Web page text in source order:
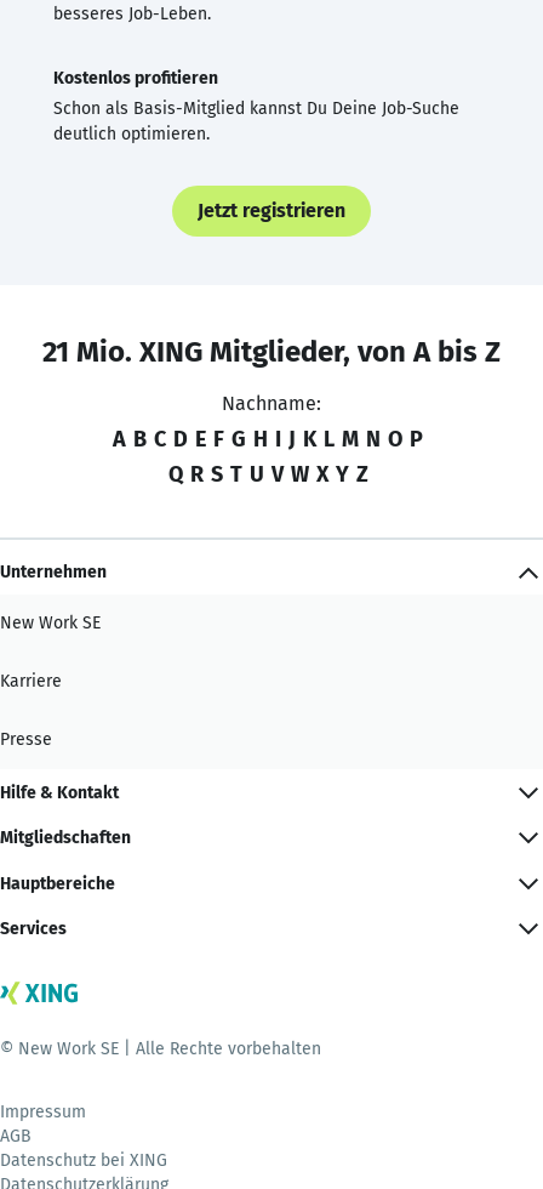
besseres Job-Leben.
Kostenlos profitieren
Schon als Basis-Mitglied kannst Du Deine Job-Suche
deutlich optimieren.
Jetzt registrieren
21 Mio. XING Mitglieder, von A bis Z
Nachname:
A B C D E F G H I J K L M N O P
Q R S T U V W X Y Z
Unternehmen
New Work SE
Karriere
Presse
Hilfe & Kontakt
Mitgliedschaften
Hauptbereiche
Services
© New Work SE | Alle Rechte vorbehalten
Impressum
AGB
Datenschutz bei XING
Datenschutzerklärung